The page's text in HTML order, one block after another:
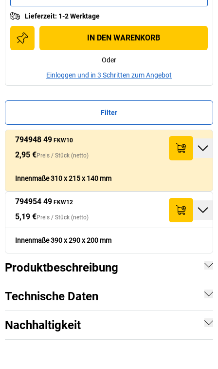
Lieferzeit: 1-2 Werktage
IN DEN WARENKORB
Oder
Einloggen und in 3 Schritten zum Angebot
Filter
Nr. Welligkeit
Preis /Stück
Nr. Welligkeit
Preis /Stück
794948 49 FKW10 310 x215
2,95 €
794954 49 FKW12
5,19 €
794948 49 FKW10
2,95 €Preis / Stück (netto)
Innenmaße 310 x 215 x 140 mm
794954 49 FKW12
5,19 €Preis / Stück (netto)
Innenmaße 390 x 290 x 200 mm
Produktbeschreibung
Technische Daten
Nachhaltigkeit